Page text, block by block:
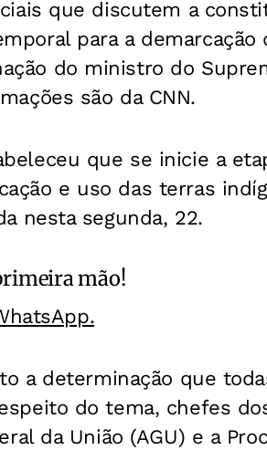
que discutem a
para a
do ministro do
são da CNN.
que se inicie a
e uso das terras
nesta segunda, 22.
mão!
a determinação que
do tema, chefes
da União (AGU) e a